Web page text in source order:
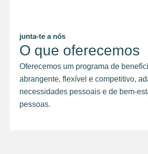
junta-te a nós
O que oferecemos
Oferecemos um programa de
abrangente, flexível e competitivo,
necessidades pessoais e de bem-
pessoas.